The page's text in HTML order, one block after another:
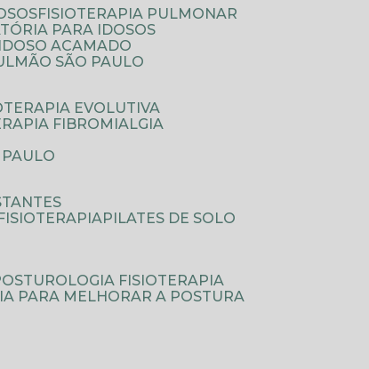
FISIOTERAPIA PULMONAR
PARA IDOSOS
ACAMADO
SÃO PAULO
EVOLUTIVA
FIBROMIALGIA
PAULO
FISIOTERAPIA
PILATES DE SOLO
FISIOTERAPIA
PARA MELHORAR A POSTURA